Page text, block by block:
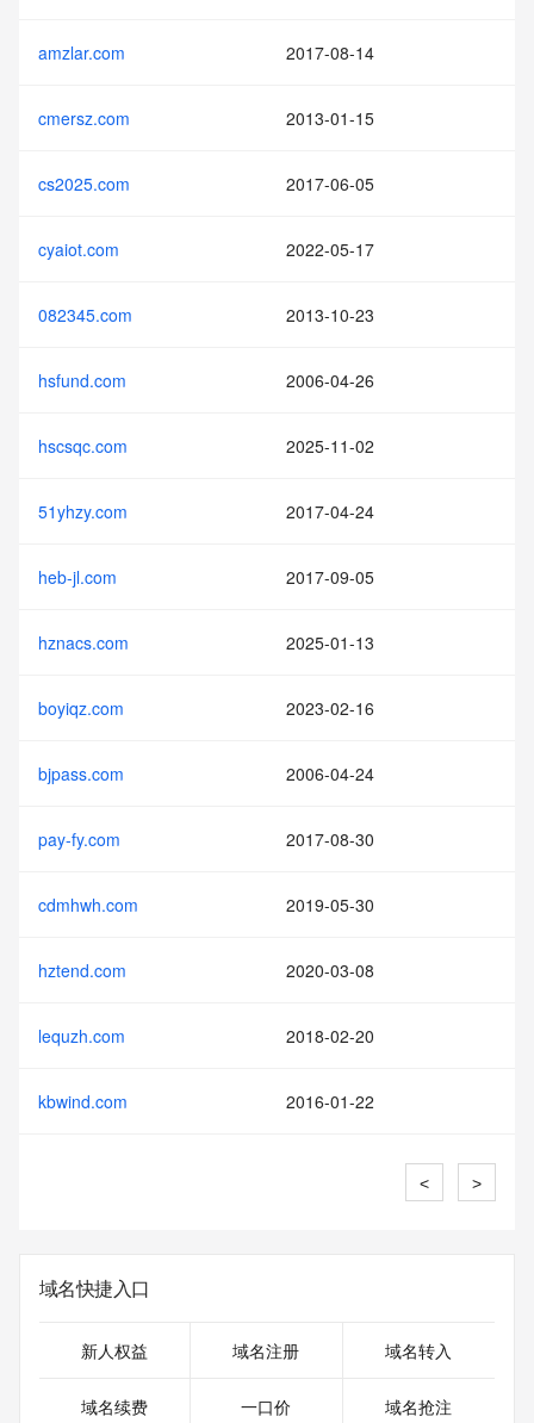
amzlar.com 2017-08-14
cmersz.com 2013-01-15
cs2025.com 2017-06-05
cyaiot.com 2022-05-17
082345.com 2013-10-23
hsfund.com 2006-04-26
hscsqc.com 2025-11-02
51yhzy.com 2017-04-24
heb-jl.com 2017-09-05
hznacs.com 2025-01-13
boyiqz.com 2023-02-16
bjpass.com 2006-04-24
pay-fy.com 2017-08-30
cdmhwh.com 2019-05-30
hztend.com 2020-03-08
lequzh.com 2018-02-20
kbwind.com 2016-01-22
< >
域名快捷入口
新人权益 域名注册 域名转入
域名续费 一口价 域名抢注